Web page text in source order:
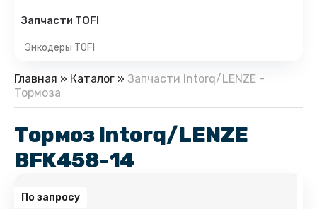
Запчасти TOFI
Энкодеры TOFI
Главная » Каталог » Запчасти Intorq/LENZE -
Тормоза
Тормоз Intorq/LENZE
BFK458-14
По запросу